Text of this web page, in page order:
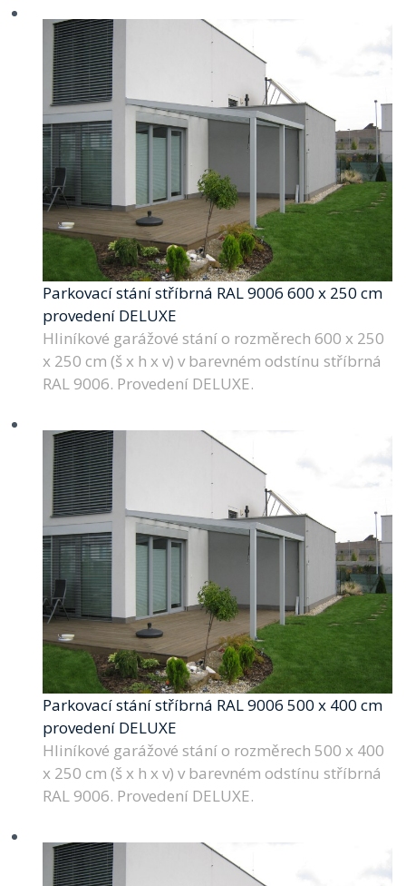
Parkovací stání stříbrná RAL 9006 600 x 250 cm
provedení DELUXE
Hliníkové garážové stání o rozměrech 600 x 250
x 250 cm (š x h x v) v barevném odstínu stříbrná
RAL 9006. Provedení DELUXE.
Parkovací stání stříbrná RAL 9006 500 x 400 cm
provedení DELUXE
Hliníkové garážové stání o rozměrech 500 x 400
x 250 cm (š x h x v) v barevném odstínu stříbrná
RAL 9006. Provedení DELUXE.